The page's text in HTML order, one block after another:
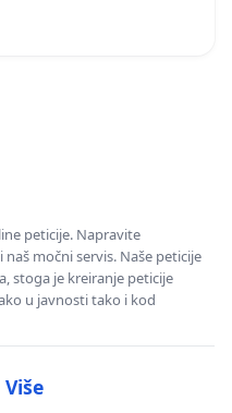
peticije. Napravite
močni servis. Naše peticije
stoga je kreiranje peticije
u javnosti tako i kod
Više